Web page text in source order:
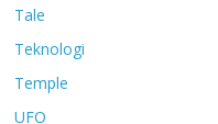
Tale
Teknologi
Temple
UFO